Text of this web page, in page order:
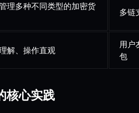
理多种不同类型的加密货
多链
解、操作直观
用户
包
核心实践